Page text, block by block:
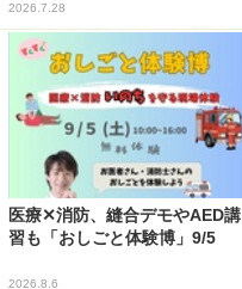
2026.7.28
医療✕消防、縫合デモやAED講
習も「おしごと体験博」9/5
2026.8.6